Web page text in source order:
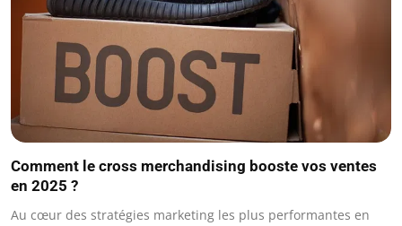
Comment le cross merchandising booste vos ventes
en 2025 ?
Au cœur des stratégies marketing les plus performantes en